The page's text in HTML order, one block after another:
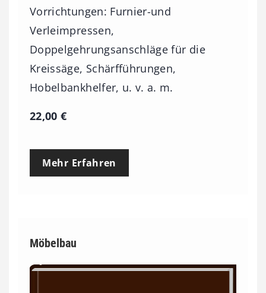
0
€
Vorrichtungen: Furnier-und
Verleimpressen,
Doppelgehrungsanschläge für die
Kreissäge, Schärfführungen,
Hobelbankhelfer, u. v. a. m.
22,00€
Mehr Erfahren
Möbelbau